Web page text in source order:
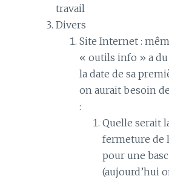
travail
Divers
Site Internet :
« outils info » a
la date de sa
on aurait besoin
:
Quelle serait
fermeture de
pour une
(aujourd’hui